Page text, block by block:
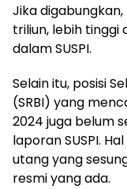
Jika
triliun, lebih
dalam SUSPI.
Selain itu, posisi
(SRBI) yang
2024 juga belum
laporan SUSPI.
utang yang
resmi yang ada.